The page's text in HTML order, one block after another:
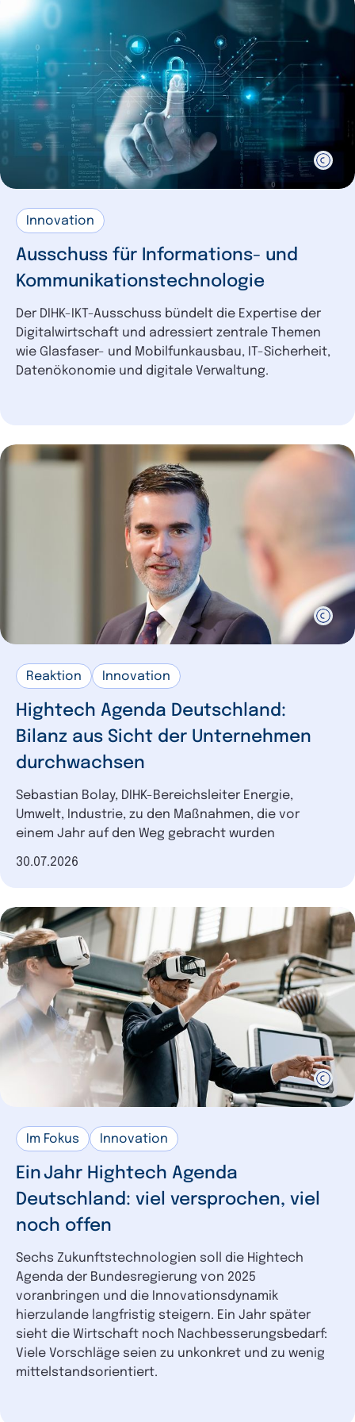
Innovation
Ausschuss für Informations- und
Kommunikationstechnologie
Der DIHK-IKT-Ausschuss bündelt die Expertise der
Digitalwirtschaft und adressiert zentrale Themen
wie Glasfaser- und Mobilfunkausbau, IT-Sicherheit,
Datenökonomie und digitale Verwaltung.
Reaktion Innovation
Hightech Agenda Deutschland:
Bilanz aus Sicht der Unternehmen
durchwachsen
Sebastian Bolay, DIHK-Bereichsleiter Energie,
Umwelt, Industrie, zu den Maßnahmen, die vor
einem Jahr auf den Weg gebracht wurden
Datum der Veröffentlichung
30.07.2026
Im Fokus Innovation
Ein Jahr Hightech Agenda
Deutschland: viel versprochen, viel
noch offen
Sechs Zukunftstechnologien soll die Hightech
Agenda der Bundesregierung von 2025
voranbringen und die Innovationsdynamik
hierzulande langfristig steigern. Ein Jahr später
sieht die Wirtschaft noch Nachbesserungsbedarf:
Viele Vorschläge seien zu unkonkret und zu wenig
mittelstandsorientiert.